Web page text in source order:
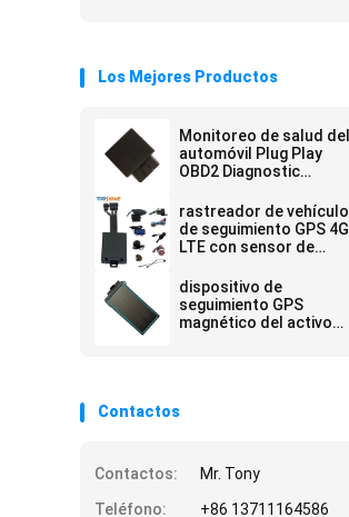
Los Mejores Productos
Monitoreo de salud del
automóvil Plug Play
OBD2 Diagnostic
de seguimiento GPS
rastreador de vehículo
de seguimiento GPS 4G
LTE con sensor de
alerta de combustible
robado de repuesto
dispositivo de
seguimiento GPS
magnético del activo
Contactos
Contactos:
Mr. Tony
Teléfono:
+86 13711164586